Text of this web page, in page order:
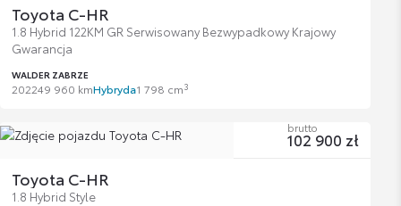
Toyota C-HR
1.8 Hybrid 122KM GR Serwisowany Bezwypadkowy Krajowy
Gwarancja
WALDER ZABRZE
202249 960 kmHybryda1 798 cm3
Toyota C-HR
1.8 Hybrid Style
brutto
102 900 zł